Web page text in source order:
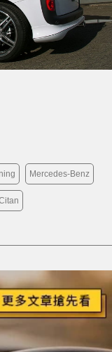
Mercedes-Benz